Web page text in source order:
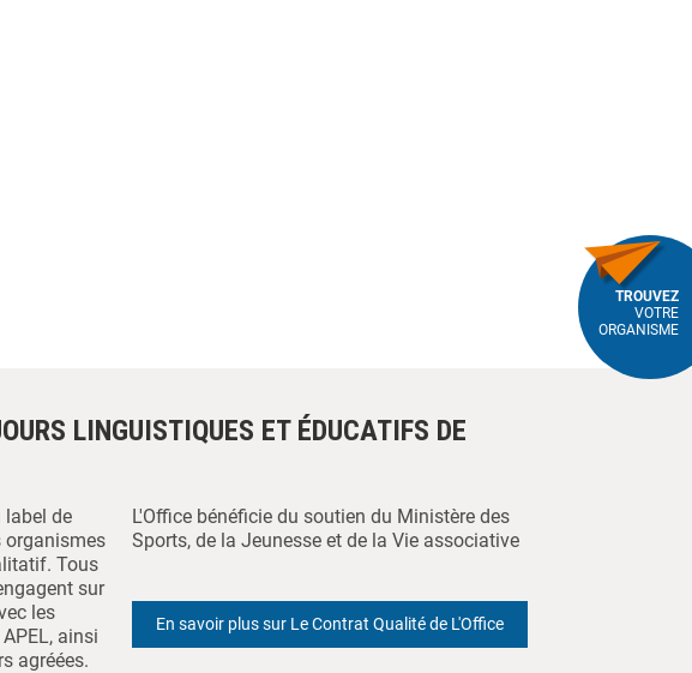
LINGUISTIQUES ET ÉDUCATIFS DE
label de
organismes
Tous
sur
les
ainsi
agréées.
L'Office bénéficie du soutien du Ministère des
Sports, de la Jeunesse et de la Vie associative
En savoir plus sur Le Contrat Qualité de L'Office
TROUVEZ
VOTRE
ORGANISME